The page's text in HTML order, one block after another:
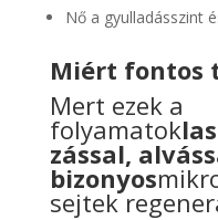
Nő a gyulladásszint
Miért fontos
Mert ezek a
folyamatok
zással,
bizonyos
sejtek